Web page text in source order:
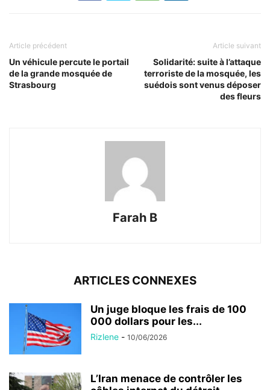
Article précédent
Un véhicule percute le portail
de la grande mosquée de
Strasbourg
Article suivant
Solidarité: suite à l’attaque
terroriste de la mosquée, les
suédois sont venus déposer
des fleurs
Farah B
ARTICLES CONNEXES
Un juge bloque les frais de 100
000 dollars pour les...
Rizlene - 10/06/2026
L’Iran menace de contrôler les